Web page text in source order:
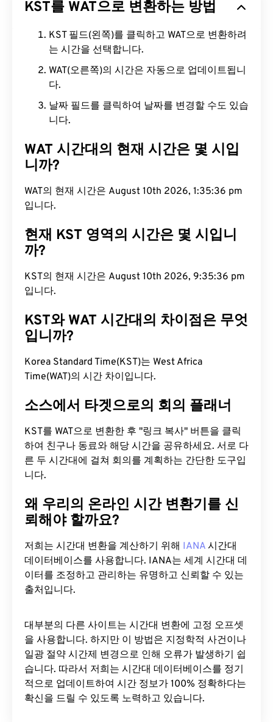
KST를 WAT으로 변환하는 방법
KST 필드(왼쪽)를 클릭하고 WAT으로 변환하려
는 시간을 선택합니다.
WAT(오른쪽)의 시간은 자동으로 업데이트됩니
다.
날짜 필드를 클릭하여 날짜를 변경할 수도 있습
니다.
WAT 시간대의 현재 시간은 몇 시입
니까?
WAT의 현재 시간은 August 10th 2026, 1:35:37 pm
입니다.
현재 KST 영역의 시간은 몇 시입니
까?
KST의 현재 시간은 August 10th 2026, 9:35:37 pm
입니다.
KST와 WAT 시간대의 차이점은 무엇
입니까?
Korea Standard Time(KST)는 West Africa
Time(WAT)의 시간 차이입니다.
소스에서 타겟으로의 회의 플래너
KST를 WAT으로 변환한 후 "링크 복사" 버튼을 클릭
하여 친구나 동료와 해당 시간을 공유하세요. 서로 다
른 두 시간대에 걸쳐 회의를 계획하는 간단한 도구입
니다.
왜 우리의 온라인 시간 변환기를 신
뢰해야 할까요?
저희는 시간대 변환을 계산하기 위해 IANA 시간대
데이터베이스를 사용합니다. IANA는 세계 시간대 데
이터를 조정하고 관리하는 유명하고 신뢰할 수 있는
출처입니다.
대부분의 다른 사이트는 시간대 변환에 ​​고정 오프셋
을 사용합니다. 하지만 이 방법은 지정학적 사건이나
일광 절약 시간제 변경으로 인해 오류가 발생하기 쉽
습니다. 따라서 저희는 시간대 데이터베이스를 정기
적으로 업데이트하여 시간 정보가 100% 정확하다는
확신을 드릴 수 있도록 노력하고 있습니다.